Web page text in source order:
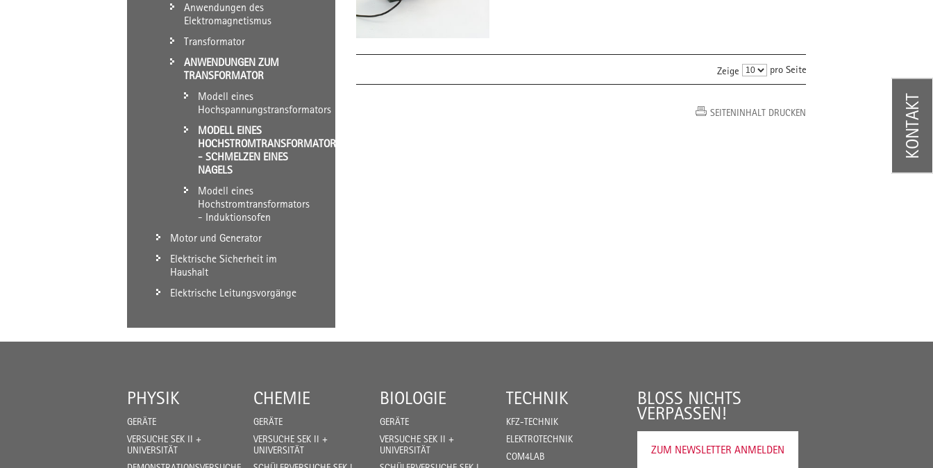
Anwendungen des
Elektromagnetismus
Transformator
ANWENDUNGEN ZUM
TRANSFORMATOR
Modell eines
Hochspannungstransformators
MODELL EINES
HOCHSTROMTRANSFORMATORS
- SCHMELZEN EINES
NAGELS
Modell eines
Hochstromtransformators
- Induktionsofen
Motor und Generator
Elektrische Sicherheit im
Haushalt
Elektrische Leitungsvorgänge
Zeige pro Seite
SEITENINHALT DRUCKEN
PHYSIK
GERÄTE
VERSUCHE SEK II +
UNIVERSITÄT
CHEMIE
GERÄTE
VERSUCHE SEK II +
UNIVERSITÄT
BIOLOGIE
GERÄTE
VERSUCHE SEK II +
UNIVERSITÄT
TECHNIK
KFZ-TECHNIK
ELEKTROTECHNIK
COM4LAB
BLOSS NICHTS V
ERPASSEN!
ZUM NEWSLETTER ANMELDEN
KONTAKT